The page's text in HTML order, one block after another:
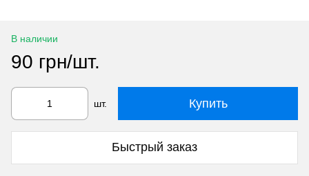
В наличии
90 грн/шт.
шт. Купить
Быстрый заказ